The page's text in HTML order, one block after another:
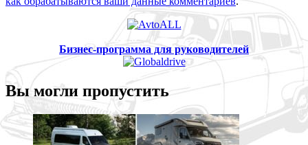
Бизнес-программа для руководителей
Вы могли пропустить